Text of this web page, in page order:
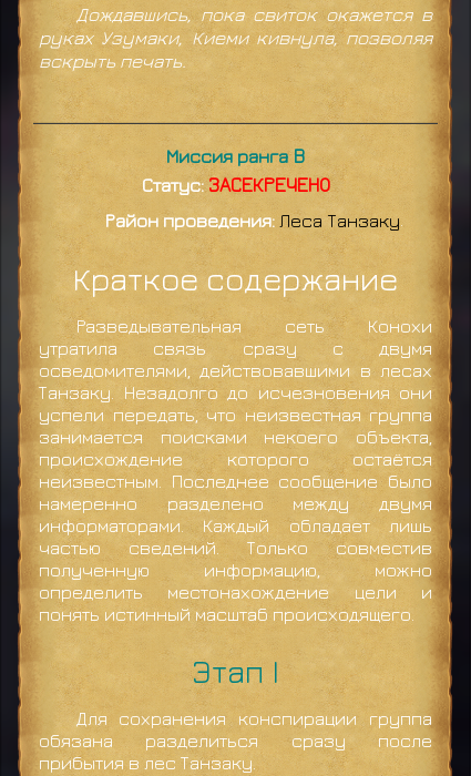
Дождавшись, пока свиток окажется в
руках Узумаки, Киеми кивнула, позволяя
вскрыть печать.
Миссия ранга B
Статус:ЗАСЕКРЕЧЕНО
Район проведения:Леса Танзаку.
Краткое содержание
Разведывательная сеть Конохи
утратила связь сразу с двумя
осведомителями, действовавшими в лесах
Танзаку. Незадолго до исчезновения они
успели передать, что неизвестная группа
занимается поисками некоего объекта,
происхождение которого остаётся
неизвестным. Последнее сообщение было
намеренно разделено между двумя
информаторами. Каждый обладает лишь
частью сведений. Только совместив
полученную информацию, можно
определить местонахождение цели и
понять истинный масштаб происходящего.
Этап I
Для сохранения конспирации группа
обязана разделиться сразу после
прибытия в лес Танзаку.